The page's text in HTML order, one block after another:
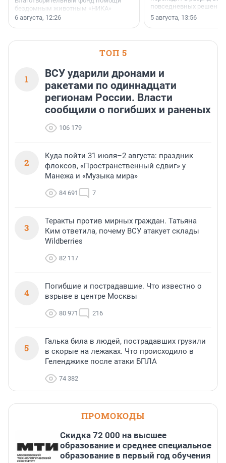
бездомным животным «НИКА»
заключили соглашение о
6 августа, 12:26
повседневных
5 августа, 13:56
ТОП 5
1
ВСУ ударили дронами и
ракетами по одиннадцати
регионам России. Власти
сообщили о погибших и раненых
106 179
2
Куда пойти 31 июля–2 августа: праздник
флоксов, «Пространственный сдвиг» у
Манежа и «Музыка мира»
84 691 7
3
Теракты против мирных граждан. Татьяна
Ким ответила, почему ВСУ атакует склады
Wildberries
82 117
4
Погибшие и пострадавшие. Что известно о
взрыве в центре Москвы
80 971 216
5
Галька била в людей, пострадавших грузили
в скорые на лежаках. Что происходило в
Геленджике после атаки БПЛА
74 382
ПРОМОКОДЫ
Скидка 72 000 на высшее
образование и среднее специальное
образование в первый год обучения